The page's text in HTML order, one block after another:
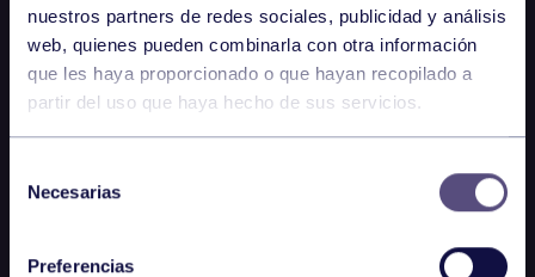
nuestros partners de redes sociales, publicidad y análisis
web, quienes pueden combinarla con otra información
que les haya proporcionado o que hayan recopilado a
partir del uso que haya hecho de sus servicios.
Necesarias
Preferencias